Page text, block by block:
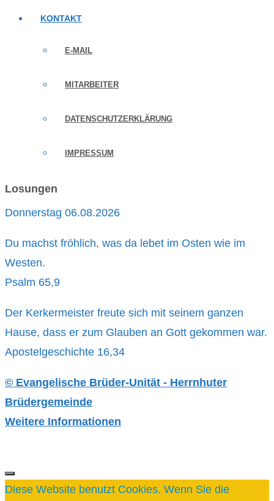
KONTAKT
E-MAIL
MITARBEITER
DATENSCHUTZERKLÄRUNG
IMPRESSUM
Losungen
Donnerstag 06.08.2026
Du machst fröhlich, was da lebet im Osten wie im
Westen.
Psalm 65,9
Der Kerkermeister freute sich mit seinem ganzen
Hause, dass er zum Glauben an Gott gekommen war.
Apostelgeschichte 16,34
© Evangelische Brüder-Unität - Herrnhuter
Brüdergemeinde
Weitere Informationen
SCHLIESSEN
Diese Website benutzt Cookies. Wenn Sie die